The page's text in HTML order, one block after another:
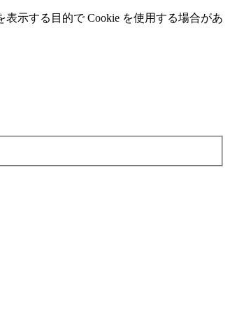
⽰する⽬的で Cookie を使⽤する場合があ